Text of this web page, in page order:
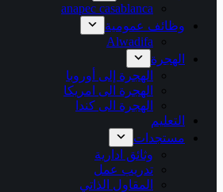
anapec casablanca
وظائف عمومية
Alwadifa
الهجرة
الهجرة إلى أوروبا
الهجرة الى امريكا
الهجرة الى كندا
التعليم
مستجدات
وثائق ادارية
تدريب عمل
المقاول الذاتي